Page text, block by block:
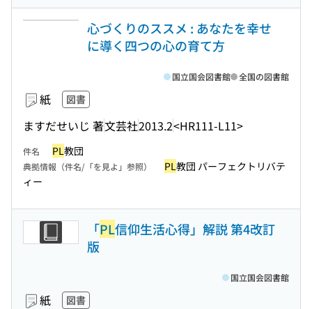
心づくりのススメ : あなたを幸せ
に導く四つの心の育て方
紙 図書
ますだせいじ 著文芸社2013.2<HR111-L11>
国立国会図書館 全国の図書館
件名 PL教団
典拠情報（件名/「を見よ」参照） PL教団 パーフェクトリバテ
ィー
「PL信仰生活心得」解説 第4改訂
版
紙 図書
国立国会図書館